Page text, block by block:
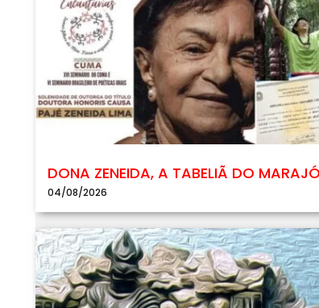
DONA ZENEIDA, A TABELIÃ DO
04/08/2026